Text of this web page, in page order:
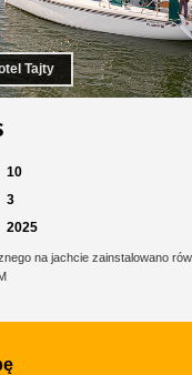
Tajty
10
3
2025
na jachcie zainstalowano